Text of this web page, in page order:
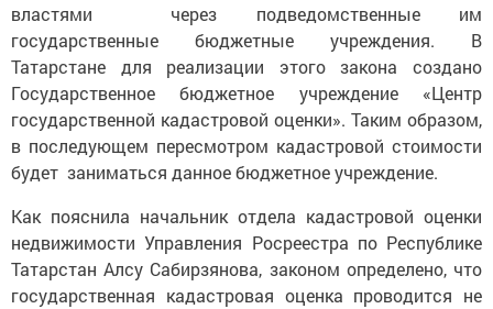
властями через подведомственные им
государственные бюджетные учреждения. В
Татарстане для реализации этого закона создано
Государственное бюджетное учреждение «Центр
государственной кадастровой оценки». Таким образом,
в последующем пересмотром кадастровой стоимости
будет заниматься данное бюджетное учреждение.
Как пояснила начальник отдела кадастровой оценки
недвижимости Управления Росреестра по Республике
Татарстан Алсу Сабирзянова, законом определено, что
государственная кадастровая оценка проводится не